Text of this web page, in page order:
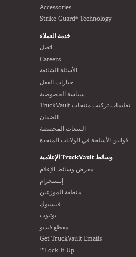
Accessories
Strike Guard® Technology
خدمة العملاء
اتصل
Careers
الأسئلة الشائعة
خيارات القفل
سياسة الخصوصية
تعليمات تركيب منتجات TruckVault
الضمان
السعات المخصصة
قوانين الأسلحة في الولايات المتحدة
وسائط TruckVault الإعلامية
معرض وسائط الإعلام
إنستجرام
منطقة الموزعين
فيسبوك
يوتيوب
مقطع فيديو
Get TruckVault Emails
Lock It Up™